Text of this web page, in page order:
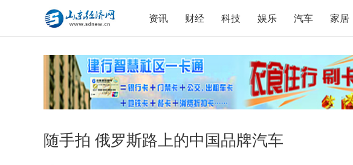
资讯 财经 科技 娱乐 汽车 家居
随手拍 俄罗斯路上的中国品牌汽车